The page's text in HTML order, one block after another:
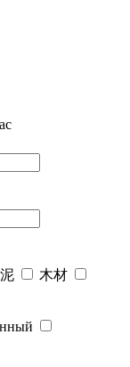
木材